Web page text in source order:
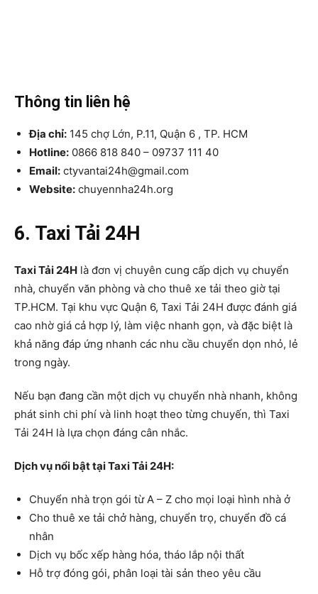
Thông tin liên hệ
Địa chỉ: 145 chợ Lớn, P.11, Quận 6 , TP. HCM
Hotline: 0866 818 840 – 09737 111 40
Email: ctyvantai24h@gmail.com
Website: chuyennha24h.org
6. Taxi Tải 24H
Taxi Tải 24H là đơn vị chuyên cung cấp dịch vụ chuyển
nhà, chuyển văn phòng và cho thuê xe tải theo giờ tại
TP.HCM. Tại khu vực Quận 6, Taxi Tải 24H được đánh giá
cao nhờ giá cả hợp lý, làm việc nhanh gọn, và đặc biệt là
khả năng đáp ứng nhanh các nhu cầu chuyển dọn nhỏ, lẻ
trong ngày.
Nếu bạn đang cần một dịch vụ chuyển nhà nhanh, không
phát sinh chi phí và linh hoạt theo từng chuyến, thì Taxi
Tải 24H là lựa chọn đáng cân nhắc.
Dịch vụ nổi bật tại Taxi Tải 24H:
Chuyển nhà trọn gói từ A – Z cho mọi loại hình nhà ở
Cho thuê xe tải chở hàng, chuyển trọ, chuyển đồ cá
nhân
Dịch vụ bốc xếp hàng hóa, tháo lắp nội thất
Hỗ trợ đóng gói, phân loại tài sản theo yêu cầu